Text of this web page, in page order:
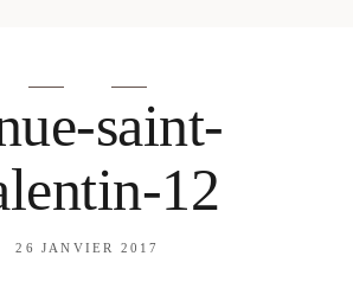
saint-
12
26 JANVIER 2017